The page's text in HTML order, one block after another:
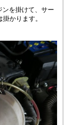
を掛けて、サー
かります。